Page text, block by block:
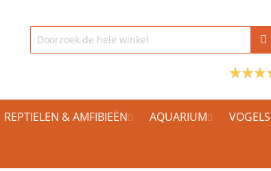
REPTIELEN & AMFIBIEËN AQUARIUM VOGELS